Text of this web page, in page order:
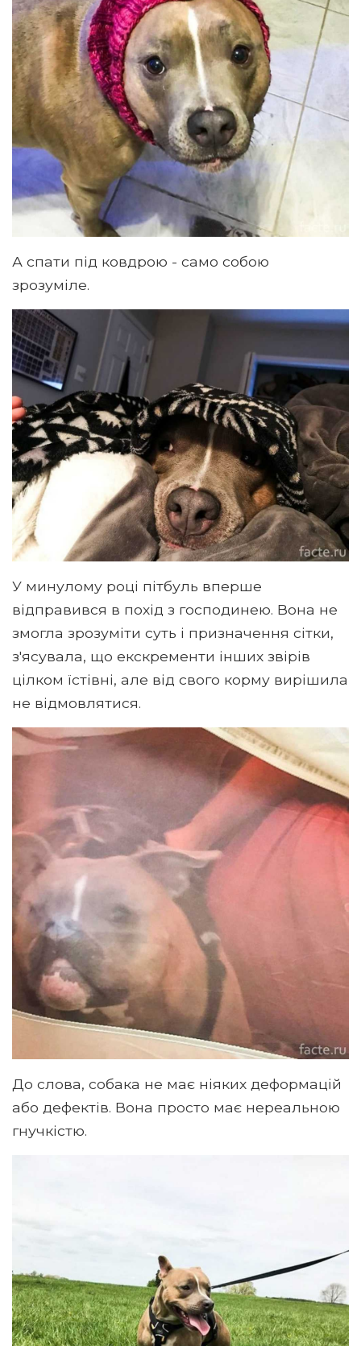
А спати під ковдрою - само собою
зрозуміле.
У минулому році пітбуль вперше
відправився в похід з господинею. Вона не
змогла зрозуміти суть і призначення сітки,
з'ясувала, що екскременти інших звірів
цілком їстівні, але від свого корму вирішила
не відмовлятися.
До слова, собака не має ніяких деформацій
або дефектів. Вона просто має нереальною
гнучкістю.